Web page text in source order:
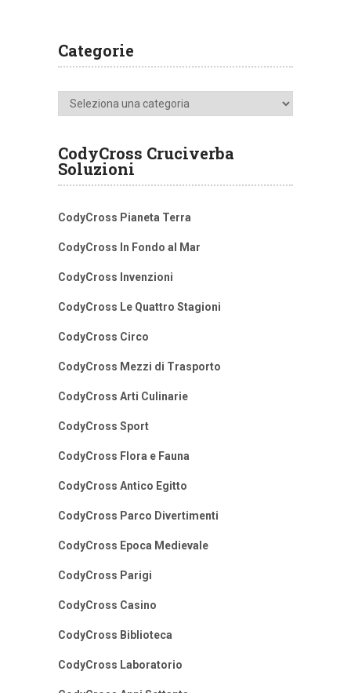
Categorie
Categorie
CodyCross Cruciverba
Soluzioni
CodyCross Pianeta Terra
CodyCross In Fondo al Mar
CodyCross Invenzioni
CodyCross Le Quattro Stagioni
CodyCross Circo
CodyCross Mezzi di Trasporto
CodyCross Arti Culinarie
CodyCross Sport
CodyCross Flora e Fauna
CodyCross Antico Egitto
CodyCross Parco Divertimenti
CodyCross Epoca Medievale
CodyCross Parigi
CodyCross Casino
CodyCross Biblioteca
CodyCross Laboratorio